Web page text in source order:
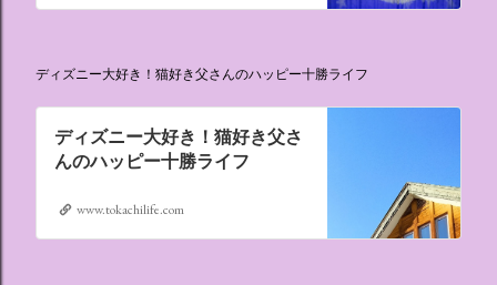
ディズニー大好き！猫好き父さんのハッピー十勝ライフ
ディズニー大好き！猫好き父さ
んのハッピー十勝ライフ
www.tokachilife.com